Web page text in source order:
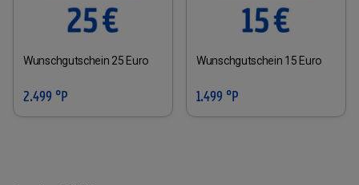
Wunschgutschein 25 Euro
2.499 °P
Wunschgutschein 15 Euro
1.499 °P